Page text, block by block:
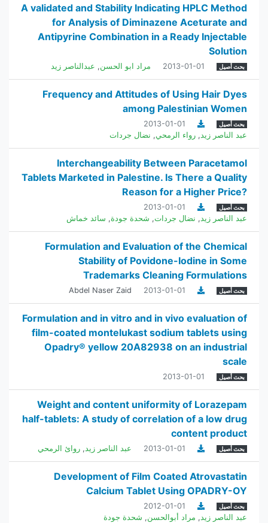
A validated and Stability Indicating HPLC Method
for Analysis of Diminazene Aceturate and
Antipyrine Combination in a Ready Injectable
Solution
بحث أصيل 2013-01-01 مراد ابو الحسن, عبدالناصر زيد
Frequency and Attitudes of Using Hair Dyes
among Palestinian Women
بحث أصيل
2013-01-01
عبد الناصر زيد, رواء الرمحي, نضال جردات
Interchangeability Between Paracetamol
Tablets ‎Marketed in Palestine. Is There a Quality
Reason for a ‎Higher Price?‎
بحث أصيل
2013-01-01
عبد الناصر زيد, نضال جردات, شحدة جودة, سائد خماش
Formulation and Evaluation of the Chemical
Stability of Povidone-Iodine in Some
Trademarks ‎Cleaning Formulations
بحث أصيل 2013-01-01
Abdel Naser Zaid
Formulation and in vitro and in vivo evaluation of
film-coated montelukast sodium tablets using
Opadry® yellow 20A82938 on an industrial
scale
بحث أصيل 2013-01-01
Weight and content uniformity of Lorazepam
half-tablets: A study of correlation of a low drug
content product
بحث أصيل 2013-01-01 عبد الناصر زيد,روائ الرمحي
Development of Film Coated Atrovastatin
Calcium Tablet Using OPADRY-OY
بحث أصيل
2012-01-01
عبد الناصر زيد, مراد أبوالحسن, شحدة جودة